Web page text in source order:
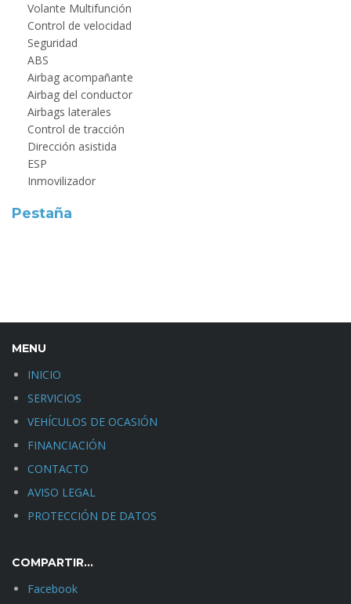
Volante Multifunción
Control de velocidad
Seguridad
ABS
Airbag acompañante
Airbag del conductor
Airbags laterales
Control de tracción
Dirección asistida
ESP
Inmovilizador
Pestaña
MENU
INICIO
SERVICIOS
VEHÍCULOS DE OCASIÓN
FINANCIACIÓN
CONTACTO
AVISO LEGAL
PROTECCIÓN DE DATOS
COMPARTIR…
Facebook